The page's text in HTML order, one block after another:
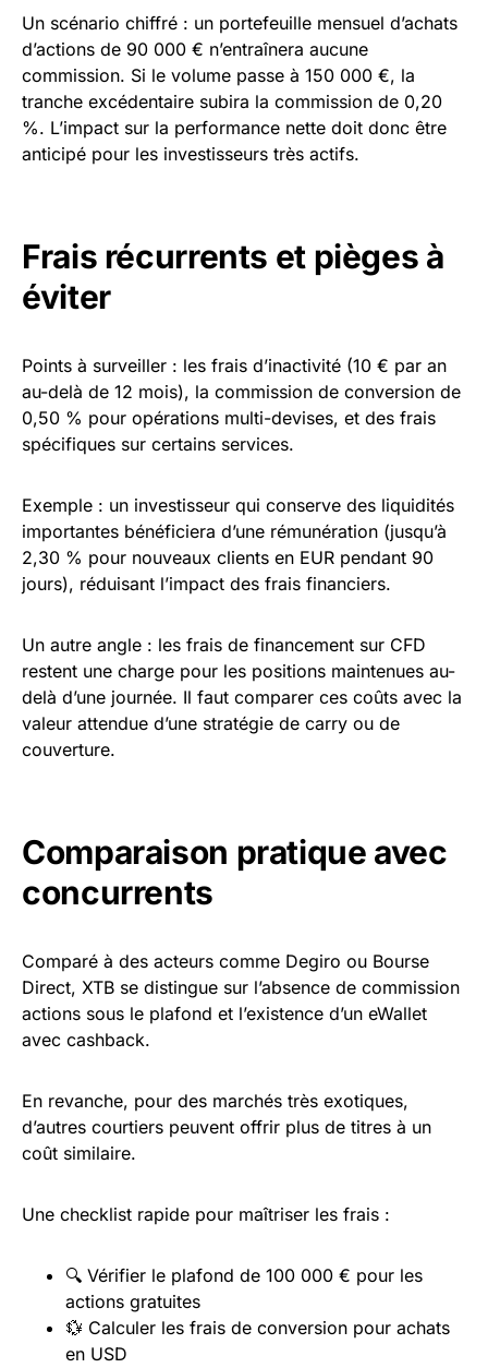
Un scénario chiffré : un portefeuille mensuel d’achats
d’actions de 90 000 € n’entraînera aucune
commission. Si le volume passe à 150 000 €, la
tranche excédentaire subira la commission de 0,20
%. L’impact sur la performance nette doit donc être
anticipé pour les investisseurs très actifs.
Frais récurrents et pièges à
éviter
Points à surveiller : les frais d’inactivité (10 € par an
au-delà de 12 mois), la commission de conversion de
0,50 % pour opérations multi-devises, et des frais
spécifiques sur certains services.
Exemple : un investisseur qui conserve des liquidités
importantes bénéficiera d’une rémunération (jusqu’à
2,30 % pour nouveaux clients en EUR pendant 90
jours), réduisant l’impact des frais financiers.
Un autre angle : les frais de financement sur CFD
restent une charge pour les positions maintenues au-
delà d’une journée. Il faut comparer ces coûts avec la
valeur attendue d’une stratégie de carry ou de
couverture.
Comparaison pratique avec
concurrents
Comparé à des acteurs comme Degiro ou Bourse
Direct, XTB se distingue sur l’absence de commission
actions sous le plafond et l’existence d’un eWallet
avec cashback.
En revanche, pour des marchés très exotiques,
d’autres courtiers peuvent offrir plus de titres à un
coût similaire.
Une checklist rapide pour maîtriser les frais :
🔍 Vérifier le plafond de 100 000 € pour les
actions gratuites
💱 Calculer les frais de conversion pour achats
en USD